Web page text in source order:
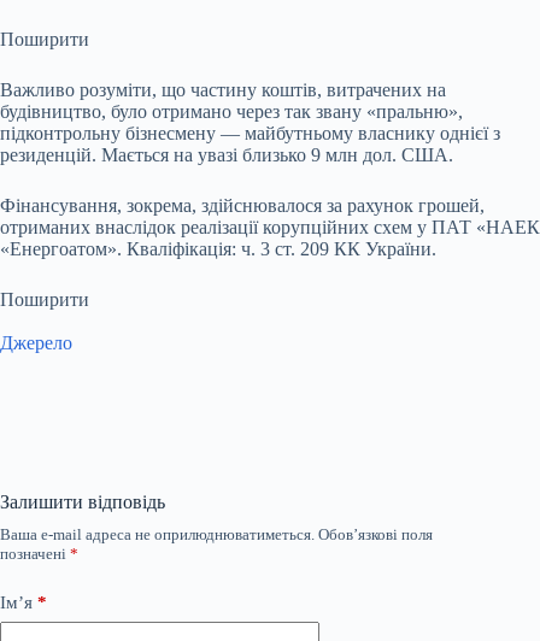
Поширити
Важливо розуміти, що частину коштів, витрачених на
будівництво, було отримано через так звану «пральню»,
підконтрольну бізнесмену — майбутньому власнику однієї з
резиденцій. Мається на увазі близько 9 млн дол. США.
Фінансування, зокрема, здійснювалося за рахунок грошей,
отриманих внаслідок реалізації корупційних схем у ПАТ «НАЕК
«Енергоатом». Кваліфікація: ч. 3 ст. 209 КК України.
Поширити
Джерело
Залишити відповідь
Ваша e-mail адреса не оприлюднюватиметься. Обов’язкові поля
позначені *
Ім’я *